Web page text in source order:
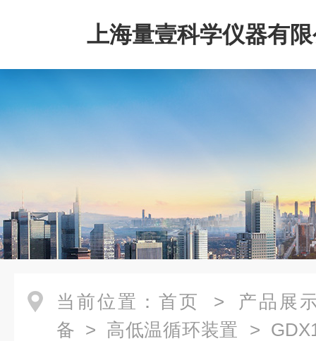
上海量壹科学仪器有
当前位置： 首页 > 产品展
备 > 高低温循环装置 >